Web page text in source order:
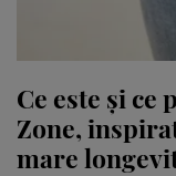
Ce este și ce
Zone,
mare